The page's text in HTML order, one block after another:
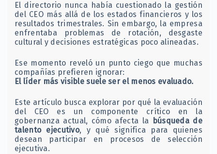
El directorio nunca había cuestionado la gestión
del CEO más allá de los estados financieros y los
resultados trimestrales. Sin embargo, la empresa
enfrentaba problemas de rotación, desgaste
cultural y decisiones estratégicas poco alineadas.
Ese momento reveló un punto ciego que muchas
compañías prefieren ignorar:
El líder más visible suele ser el menos evaluado.
Este artículo busca explorar por qué la evaluación
del CEO es un componente crítico en la
gobernanza actual, cómo afecta la
búsqueda de
talento ejecutivo, y qué significa para quienes
desean participar en procesos de selección
ejecutiva.